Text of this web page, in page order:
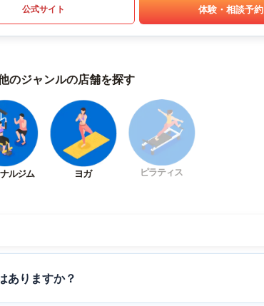
公式サイト 体験・相談予約
のジャンルの店舗を探す
ルジム ヨガ ピラティス
ありますか？